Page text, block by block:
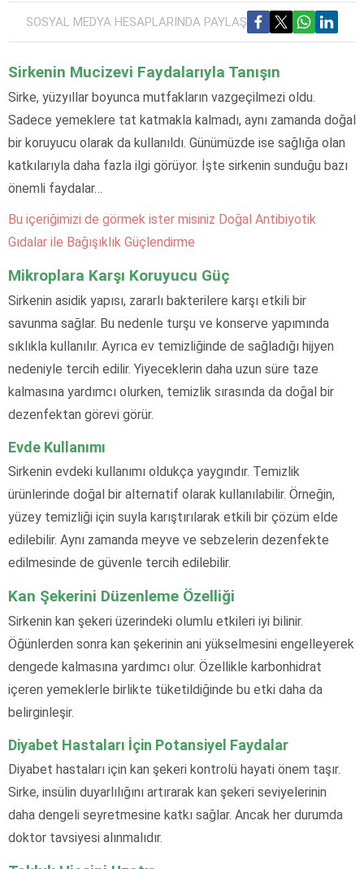
SOSYAL MEDYA HESAPLARINDA PAYLAŞ
Sirkenin Mucizevi Faydalarıyla Tanışın
Sirke, yüzyıllar boyunca mutfakların vazgeçilmezi oldu.
Sadece yemeklere tat katmakla kalmadı, aynı zamanda doğal
bir koruyucu olarak da kullanıldı. Günümüzde ise sağlığa olan
katkılarıyla daha fazla ilgi görüyor. İşte sirkenin sunduğu bazı
önemli faydalar…
Bu içeriğimizi de görmek ister misiniz Doğal Antibiyotik
Gıdalar ile Bağışıklık Güçlendirme
Mikroplara Karşı Koruyucu Güç
Sirkenin asidik yapısı, zararlı bakterilere karşı etkili bir
savunma sağlar. Bu nedenle turşu ve konserve yapımında
sıklıkla kullanılır. Ayrıca ev temizliğinde de sağladığı hijyen
nedeniyle tercih edilir. Yiyeceklerin daha uzun süre taze
kalmasına yardımcı olurken, temizlik sırasında da doğal bir
dezenfektan görevi görür.
Evde Kullanımı
Sirkenin evdeki kullanımı oldukça yaygındır. Temizlik
ürünlerinde doğal bir alternatif olarak kullanılabilir. Örneğin,
yüzey temizliği için suyla karıştırılarak etkili bir çözüm elde
edilebilir. Aynı zamanda meyve ve sebzelerin dezenfekte
edilmesinde de güvenle tercih edilebilir.
Kan Şekerini Düzenleme Özelliği
Sirkenin kan şekeri üzerindeki olumlu etkileri iyi bilinir.
Öğünlerden sonra kan şekerinin ani yükselmesini engelleyerek
dengede kalmasına yardımcı olur. Özellikle karbonhidrat
içeren yemeklerle birlikte tüketildiğinde bu etki daha da
belirginleşir.
Diyabet Hastaları İçin Potansiyel Faydalar
Diyabet hastaları için kan şekeri kontrolü hayati önem taşır.
Sirke, insülin duyarlılığını artırarak kan şekeri seviyelerinin
daha dengeli seyretmesine katkı sağlar. Ancak her durumda
doktor tavsiyesi alınmalıdır.